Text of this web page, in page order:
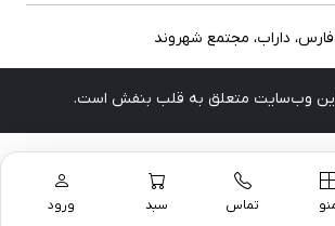
تماس سبد ورود
داراب، مجتمع شهروند
وب‌سايت متعلق به قلب بنفش است.